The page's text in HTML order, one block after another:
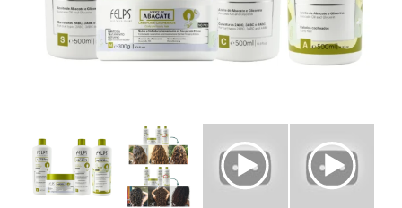
Versandarten & Zahlungsarten